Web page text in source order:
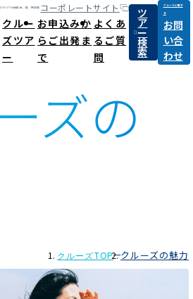
17:00(休日:土、日、祝祭日) コーポレートサイト
クルー
ズツア
ー
お申込みか
らご出発ま
で
よくあ
るご質
問
ツ
ア
ー
検
索
クルーズに関す
る
お問
い合
わせ
cruise
ズの
クルーズTOP クルーズの魅力